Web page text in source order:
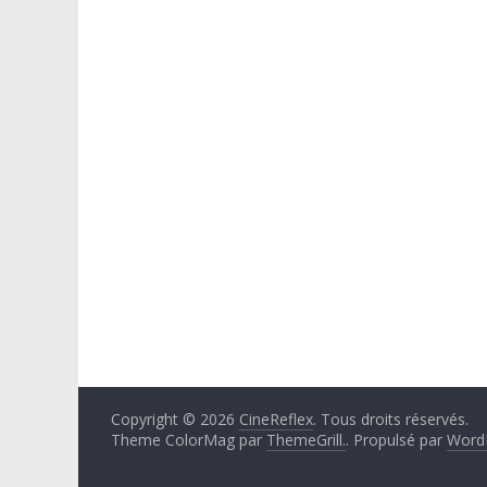
Copyright © 2026 CineReflex. Tous droits réservés.
Theme ColorMag par ThemeGrill.. Propulsé par